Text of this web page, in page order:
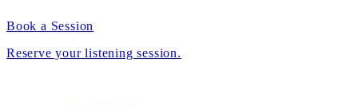
Book a Session
Reserve your listening session.